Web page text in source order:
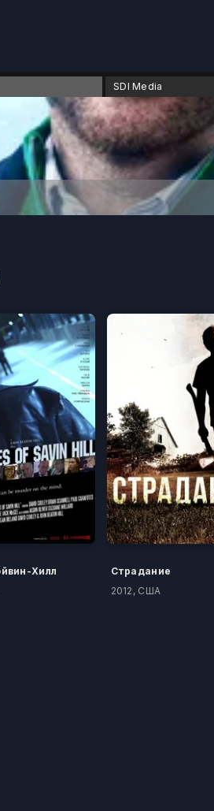
SDI Media
Хилл
Страдание
2012, США